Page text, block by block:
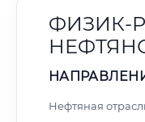
ФИЗИК-
Нефтяная